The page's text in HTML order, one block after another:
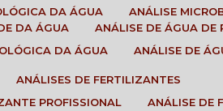
DA ÁGUA ANÁLISE
DA ÁGUA ANÁLISE DE ÁGUA DE
DA ÁGUA ANÁLISE DE
ANÁLISES DE FERTILIZANTES
PROFISSIONAL
ANÁLISE